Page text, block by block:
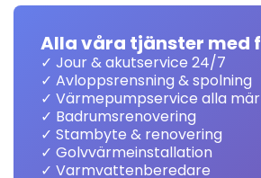
Alla våra tjänster med
✓ Jour & akutservice 24/7
✓ Avloppsrensning & spolning
✓ Värmepumpservice alla
✓ Badrumsrenovering
✓ Stambyte & renovering
✓ Golvvärmeinstallation
✓ Varmvattenberedare